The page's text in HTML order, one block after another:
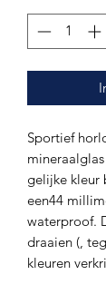
Sportief
gelijke kleur
een44
waterproof.
draaien (,
kleuren